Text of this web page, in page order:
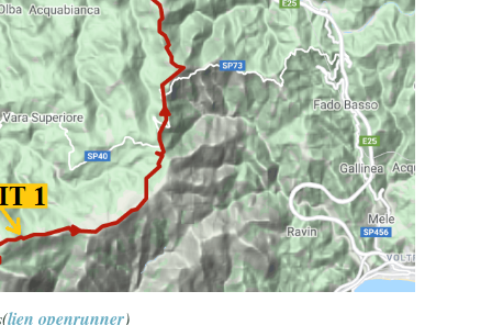
lien openrunner)